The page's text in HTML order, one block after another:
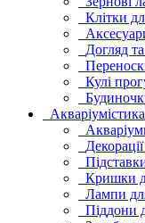
Клітки
Догляд
Кулі
Акваріумістика
Кришки
Лампи
Піддони